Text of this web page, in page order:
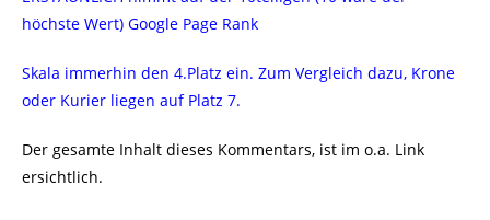
höchste Wert) Google Page Rank
Skala immerhin den 4.Platz ein. Zum Vergleich dazu, Krone
oder Kurier liegen auf Platz 7.
Der gesamte Inhalt dieses Kommentars, ist im o.a. Link
ersichtlich.